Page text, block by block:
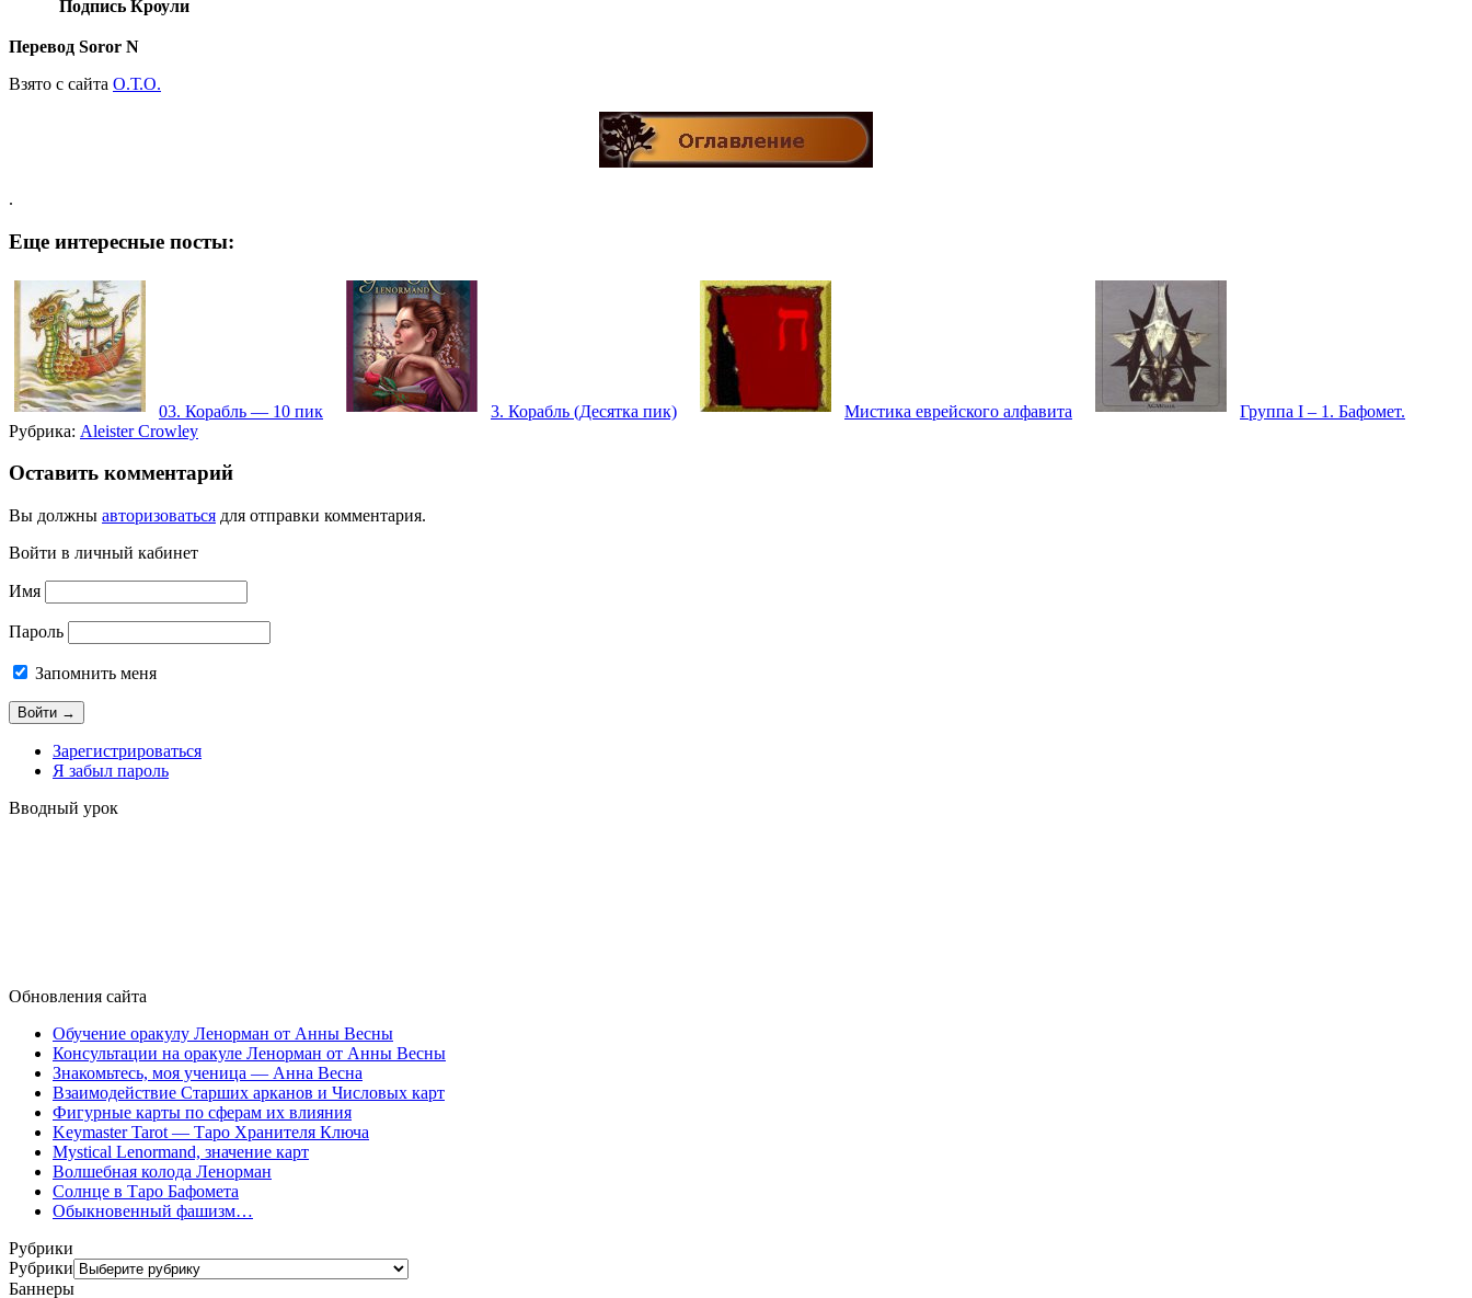
Подпись Кроули
Перевод Soror N
Взято с сайта О.Т.О.
.
Еще интересные посты:
03. Корабль — 10 пик 3. Корабль (Десятка пик) Мистика еврейского алфавита
Группа I – 1. Бафомет.
Рубрика: Aleister Crowley
Оставить комментарий
Вы должны авторизоваться для отправки комментария.
Войти в личный кабинет
Имя
Пароль
Запомнить меня
Зарегистрироваться
Я забыл пароль
Вводный урок
Обновления сайта
Обучение оракулу Ленорман от Анны Весны
Консультации на оракуле Ленорман от Анны Весны
Знакомьтесь, моя ученица — Анна Весна
Взаимодействие Старших арканов и Числовых карт
Фигурные карты по сферам их влияния
Keymaster Tarot — Таро Хранителя Ключа
Mystical Lenormand, значение карт
Волшебная колода Ленорман
Солнце в Таро Бафомета
Обыкновенный фашизм…
Рубрики
Рубрики
Баннеры